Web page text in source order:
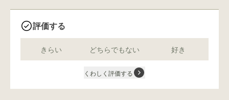
評価する
きらい どちらでもない 好き
くわしく評価する